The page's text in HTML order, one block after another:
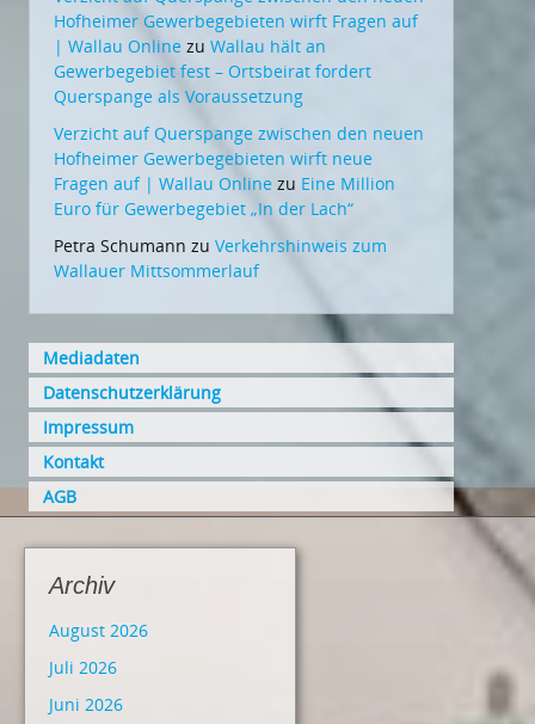
Hofheimer Gewerbegebieten wirft Fragen auf
| Wallau Online zu Wallau hält an
Gewerbegebiet fest – Ortsbeirat fordert
Querspange als Voraussetzung
Verzicht auf Querspange zwischen den neuen
Hofheimer Gewerbegebieten wirft neue
Fragen auf | Wallau Online zu Eine Million
Euro für Gewerbegebiet „In der Lach“
Petra Schumann zu Verkehrshinweis zum
Wallauer Mittsommerlauf
Mediadaten
Datenschutzerklärung
Impressum
Kontakt
AGB
Archiv
August 2026
Juli 2026
Juni 2026